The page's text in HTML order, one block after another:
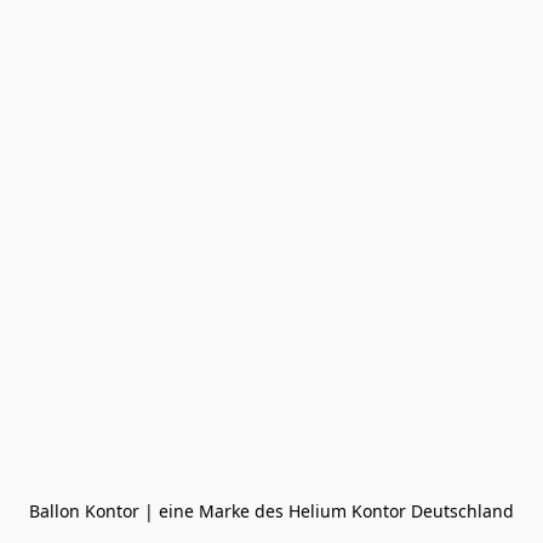
Ballon Kontor | eine Marke des Helium Kontor Deutschland